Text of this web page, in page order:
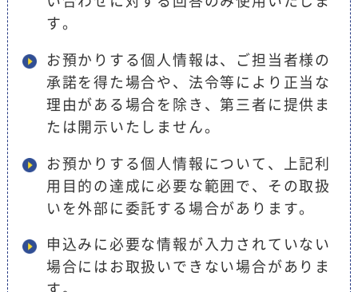
す。
お預かりする個人情報は、ご担当者様の
承諾を得た場合や、法令等により正当な
理由がある場合を除き、第三者に提供ま
たは開示いたしません。
お預かりする個人情報について、上記利
用目的の達成に必要な範囲で、その取扱
いを外部に委託する場合があります。
申込みに必要な情報が入力されていない
場合にはお取扱いできない場合がありま